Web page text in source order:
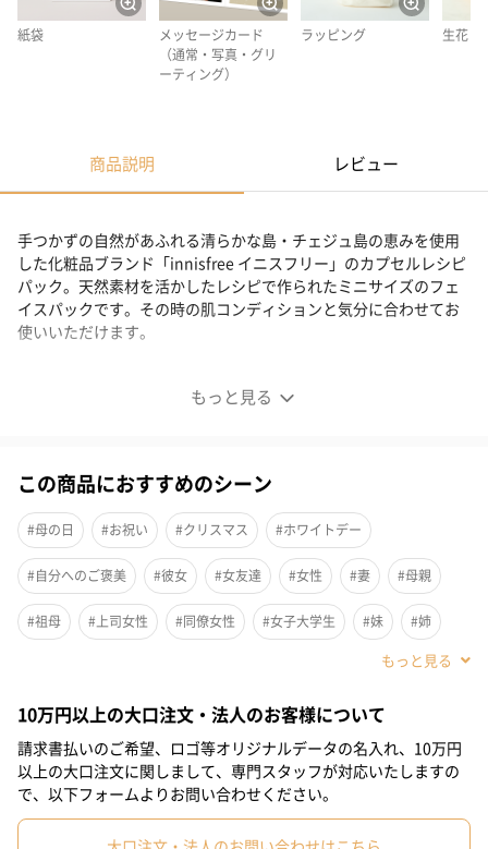
紙袋
メッセージカード
（通常・写真・グリ
ーティング）
ラッピング 生花
商品説明 レビュー
もっと見る
手つかずの自然があふれる清らかな島・チェジュ島の恵みを使用
した化粧品ブランド「innisfree イニスフリー」のカプセルレシピ
パック。天然素材を活かしたレシピで作られたミニサイズのフェ
イスパックです。その時の肌コンディションと気分に合わせてお
使いいただけます。
天然素材を活かしたフェイスパック
クです。
その時の肌コンディションと気分に合わせて選べる
今日はお風呂に浸かりながらウォッシュオフパックの気分？それ
とも、寝ている間にスリーピングパックの気分？肌は乾燥してい
る？ザラつきが気になる？などその時の肌コンディションや気分
1～2回で使い切りのミニサイズ
どれも1～2回で使い切れるミニサイズなので、いくつか買って気
この商品におすすめのシーン
#母の日 #お祝い #クリスマス #ホワイトデー
#自分へのご褒美 #彼女 #女友達 #女性 #妻 #母親
#祖母 #上司女性 #同僚女性 #女子大学生 #妹 #姉
#20代前半
#20代後半 #30代 #40代 #50代 #60代
10万円以上の大口注文・法人のお客様について
請求書払いのご希望、ロゴ等オリジナルデータの名入れ、10万円
以上の大口注文に関しまして、専門スタッフが対応いたしますの
で、以下フォームよりお問い合わせください。